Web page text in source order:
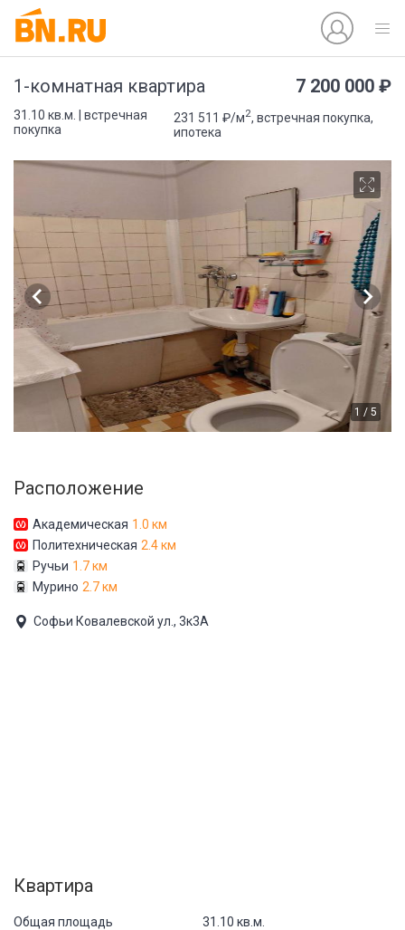
1-комнатная квартира 7 200 000 ₽
31.10 кв.м. | встречная
покупка
231 511 ₽/м2, встречная покупка,
ипотека
1 / 5
Расположение
Академическая 1.0 км
Политехническая 2.4 км
Ручьи 1.7 км
Мурино 2.7 км
Софьи Ковалевской ул., 3к3А
Квартира
Общая площадь 31.10 кв.м.